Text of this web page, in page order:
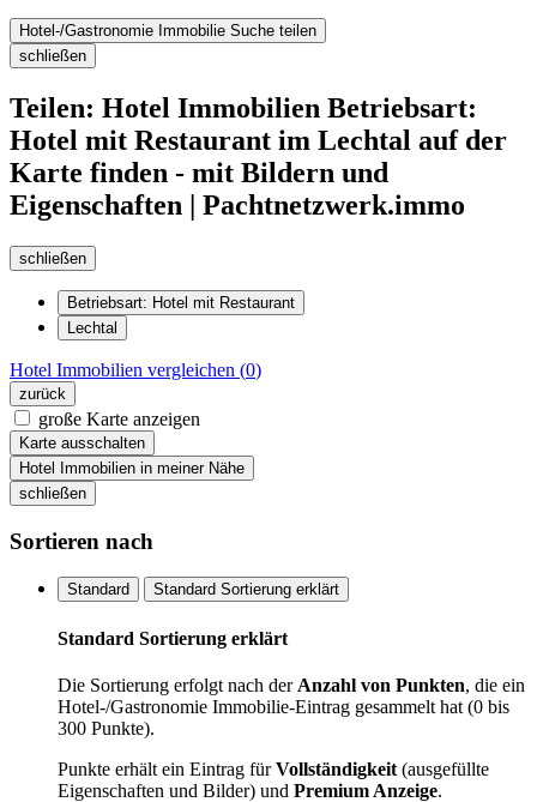
Hotel-/Gastronomie Immobilie Suche teilen
schließen
Teilen: Hotel Immobilien Betriebsart:
Hotel mit Restaurant im Lechtal auf der
Karte finden - mit Bildern und
Eigenschaften | Pachtnetzwerk.immo
schließen
Betriebsart: Hotel mit Restaurant
Lechtal
Hotel Immobilien vergleichen (0)
zurück
große Karte anzeigen
Karte ausschalten
Hotel Immobilien in meiner Nähe
schließen
Sortieren nach
Standard Standard Sortierung erklärt
Standard Sortierung erklärt
Die Sortierung erfolgt nach der Anzahl von Punkten, die ein
Hotel-/Gastronomie Immobilie-Eintrag gesammelt hat (0 bis
300 Punkte).
Punkte erhält ein Eintrag fürVollständigkeit (ausgefüllte
Eigenschaften und Bilder) und Premium Anzeige.